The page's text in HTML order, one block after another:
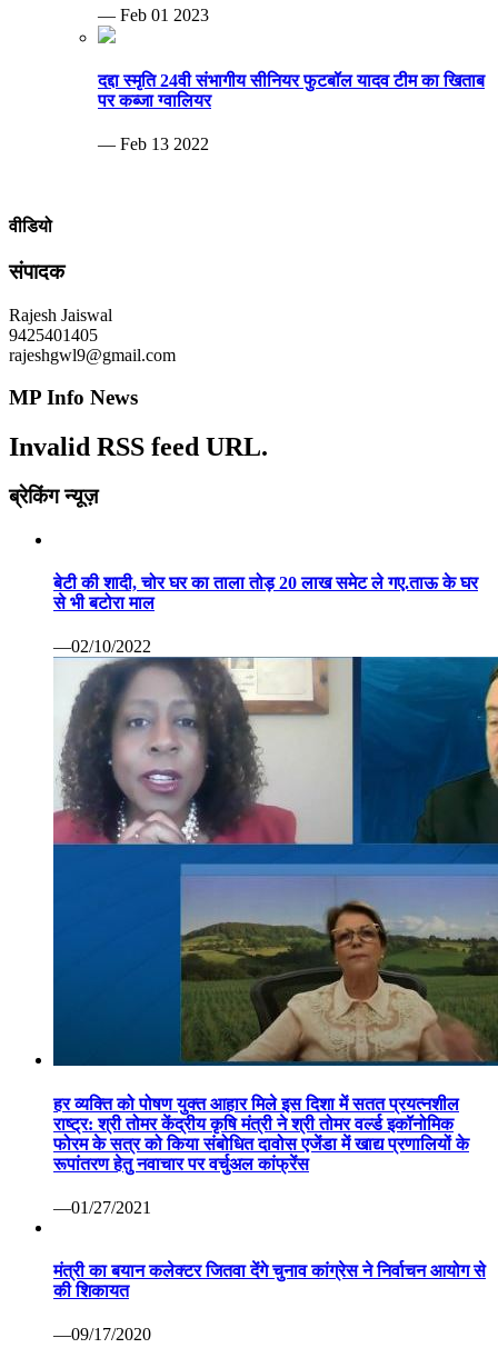
— Feb 01 2023
दद्दा स्मृति 24वी संभागीय सीनियर फुटबॉल यादव टीम का खिताब
पर कब्जा ग्वालियर
— Feb 13 2022
वीडियो
संपादक
Rajesh Jaiswal
9425401405
rajeshgwl9@gmail.com
MP Info News
Invalid RSS feed URL.
ब्रेकिंग न्यूज़
बेटी की शादी, चोर घर का ताला तोड़ 20 लाख समेट ले गए.ताऊ के घर
से भी बटोरा माल
—02/10/2022
हर व्यक्ति को पोषण युक्त आहार मिले इस दिशा में सतत प्रयत्नशील
राष्ट्र: श्री तोमर केंद्रीय कृषि मंत्री ने श्री तोमर वर्ल्ड इकॉनोमिक
फोरम के सत्र को किया संबोधित दावोस एजेंडा में खाद्य प्रणालियों के
रूपांतरण हेतु नवाचार पर वर्चुअल कांफ्रेंस
—01/27/2021
मंत्री का बयान कलेक्टर जितवा देंगे चुनाव कांग्रेस ने निर्वाचन आयोग से
की शिकायत
—09/17/2020